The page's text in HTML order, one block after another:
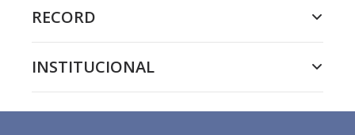
RECORD
INSTITUCIONAL